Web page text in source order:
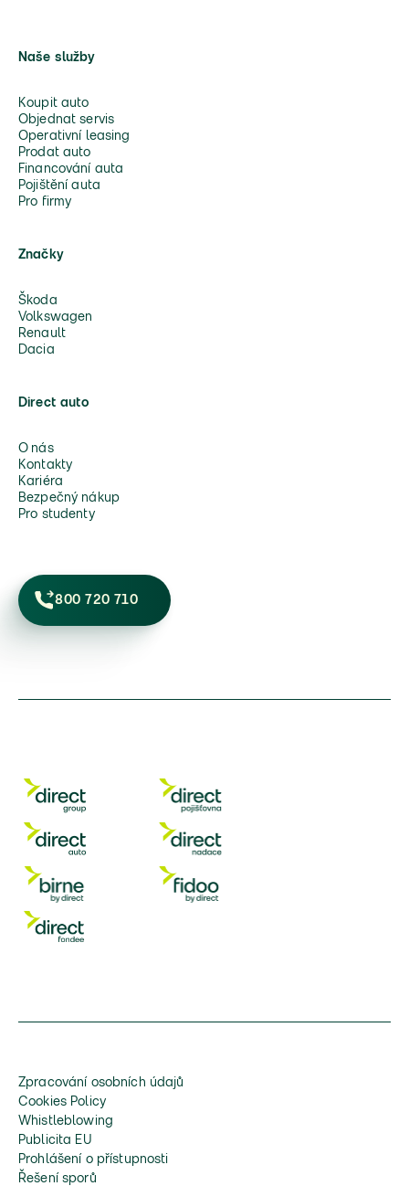
Naše služby
Koupit auto
Objednat servis
Operativní leasing
Prodat auto
Financování auta
Pojištění auta
Pro firmy
Značky
Škoda
Volkswagen
Renault
Dacia
Direct auto
O nás
Kontakty
Kariéra
Bezpečný nákup
Pro studenty
800 720 710
Zpracování osobních údajů
Cookies Policy
Whistleblowing
Publicita EU
Prohlášení o přístupnosti
Řešení sporů